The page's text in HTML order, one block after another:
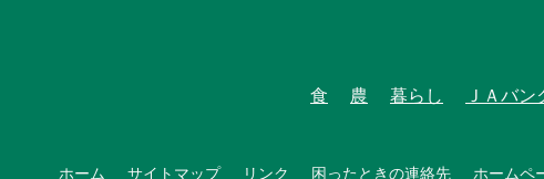
食 農 暮らし ＪＡバン
ホーム サイトマップ リンク 困ったときの連絡先 ホームペ